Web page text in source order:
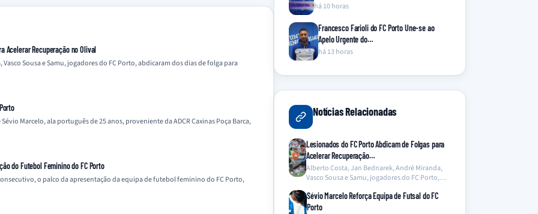
Acelerar Recuperação no Olival
Sousa e Samu, jogadores do FC Porto, abdicaram dos dias de folga para
Marcelo, ala português de 25 anos, proveniente da ADCR Caxinas Poça Barca,
do Futebol Feminino do FC Porto
o palco da apresentação da equipa de futebol feminino do FC Porto,
há 10 horas
Francesco Farioli do FC Porto Une-se ao
Apelo Urgente do…
há 13 horas
Notícias Relacionadas
Lesionados do FC Porto Abdicam de Folgas para
Acelerar Recuperação…
Alberto Costa, Jan Bednarek, André Miranda,
Vasco Sousa e Samu, jogadores do FC Porto,
Sévio Marcelo Reforça Equipa de Futsal do FC
Porto